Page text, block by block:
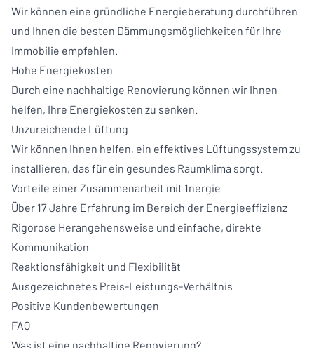
Wir können eine gründliche Energieberatung durchführen
und Ihnen die besten Dämmungsmöglichkeiten für Ihre
Immobilie empfehlen.
Hohe Energiekosten
Durch eine nachhaltige Renovierung können wir Ihnen
helfen, Ihre Energiekosten zu senken.
Unzureichende Lüftung
Wir können Ihnen helfen, ein effektives Lüftungssystem zu
installieren, das für ein gesundes Raumklima sorgt.
Vorteile einer Zusammenarbeit mit 1nergie
Über 17 Jahre Erfahrung im Bereich der Energieeffizienz
Rigorose Herangehensweise und einfache, direkte
Kommunikation
Reaktionsfähigkeit und Flexibilität
Ausgezeichnetes Preis-Leistungs-Verhältnis
Positive Kundenbewertungen
FAQ
Was ist eine nachhaltige Renovierung?